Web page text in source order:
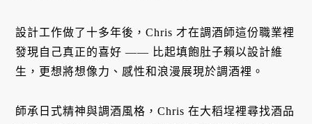
設計工作做了十多年後，Chris 才在調酒師這份職業裡
發現自己真正的喜好 —— 比起填飽肚子賴以設計維
生，更想將想像力、感性和浪漫展現於調酒裡。
師承日式精神與調酒風格，Chris 在大稻埕裡尋找酒品